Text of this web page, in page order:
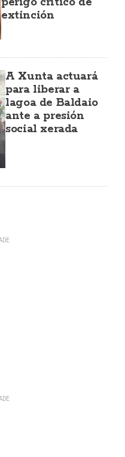
extinción
A Xunta actuará
para liberar a
lagoa de Baldaio
ante a presión
social xerada